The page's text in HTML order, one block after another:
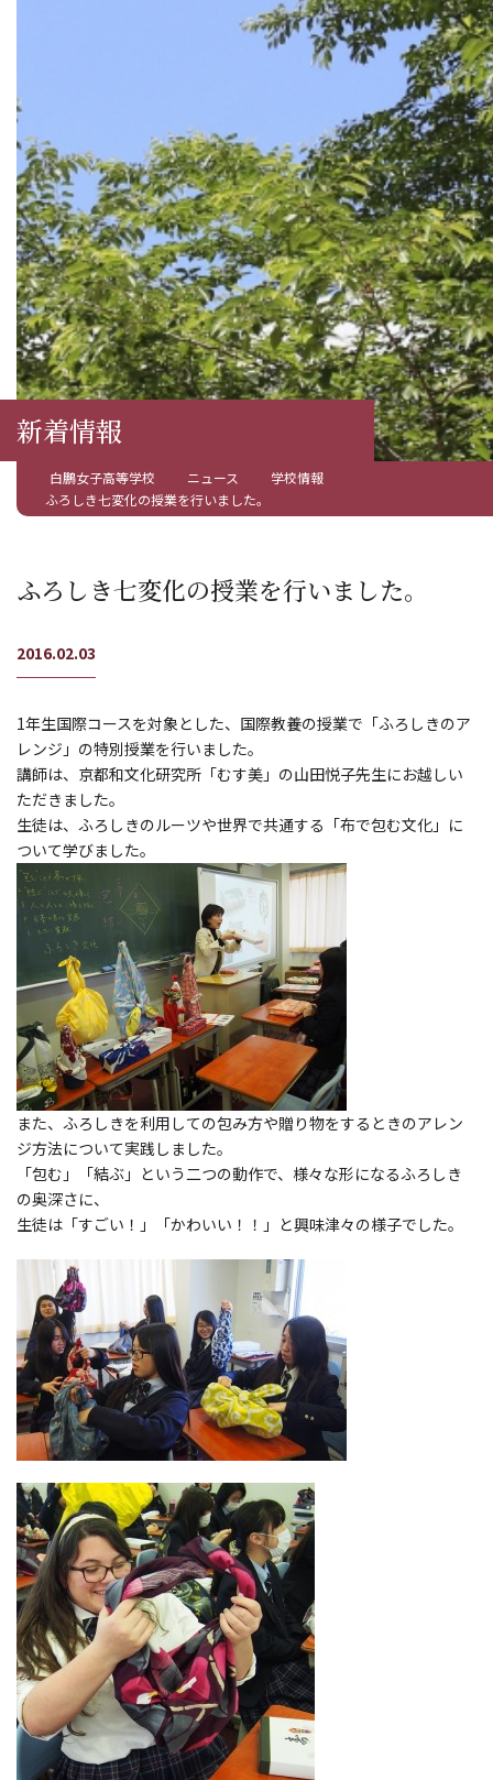
新着情報
白鵬女子高等学校 ニュース
学校情報
ふろしき七変化の授業を行いました。
ふろしき七変化の授業を行いました。
2016.02.03
1年生国際コースを対象とした、国際教養の授業で「ふろしきのア
レンジ」の特別授業を行いました。
講師は、京都和文化研究所「むす美」の山田悦子先生にお越しい
ただきました。
生徒は、ふろしきのルーツや世界で共通する「布で包む文化」に
ついて学びました。
また、ふろしきを利用しての包み方や贈り物をするときのアレン
ジ方法について実践しました。
「包む」「結ぶ」という二つの動作で、様々な形になるふろしき
の奥深さに、
生徒は「すごい！」「かわいい！！」と興味津々の様子でした。